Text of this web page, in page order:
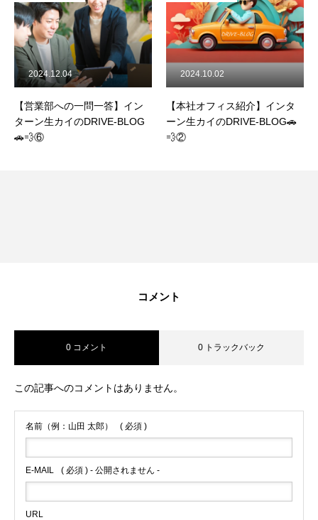
【営業部への一問一答】イン
ターン生カイのDRIVE-BLOG
🚗💨⑥
2024.12.04
【本社オフィス紹介】インタ
ーン生カイのDRIVE-BLOG🚗
💨②
2024.10.02
コメント
0 コメント 0 トラックバック
この記事へのコメントはありません。
名前（例：山田 太郎） ( 必須 )
E-MAIL ( 必須 ) - 公開されません -
URL